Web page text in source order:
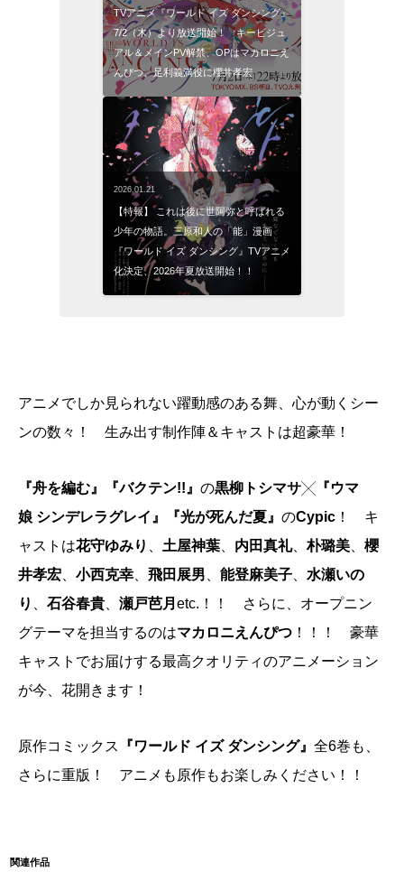
TVアニメ『ワールド イズ ダンシング』
7/2（木）より放送開始！ キービジュ
アル＆メインPV解禁、OPはマカロニえ
んぴつ、足利義満役に櫻井孝宏
2026.01.21
【特報】 これは後に世阿弥と呼ばれる
少年の物語。三原和人の「能」漫画
『ワールド イズ ダンシング』TVアニメ
化決定、2026年夏放送開始！！
アニメでしか見られない躍動感のある舞、心が動くシー
ンの数々！ 生み出す制作陣＆キャストは超豪華！
『舟を編む』 『バクテン!!』の黒柳トシマサ╳ 『ウマ
娘 シンデレラグレイ』
『光が死んだ夏』のCypic ！ キ
ャストは花守ゆみり 土屋神葉 内田真礼、朴璐美 、櫻
井孝宏 、小西克幸 、飛田展男 、能登麻美子
水瀬いの
り
、石谷春貴 、瀬戸芭月etc.！！ さらに、オープニン
グテーマを担当するのはマカロニえんぴつ ！！！ 豪華
キャストでお届けする最高クオリティのアニメーション
が今、花開きます！
原作コミックス 『ワールド イズ ダンシング』全6巻も、
さらに重版！ アニメも原作もお楽しみください！！
関連作品